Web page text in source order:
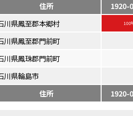
住所
1920-
川県鳳至郡本郷村
川県鳳至郡門前町
川県鳳珠郡門前町
川県輪島市
住所 1920-